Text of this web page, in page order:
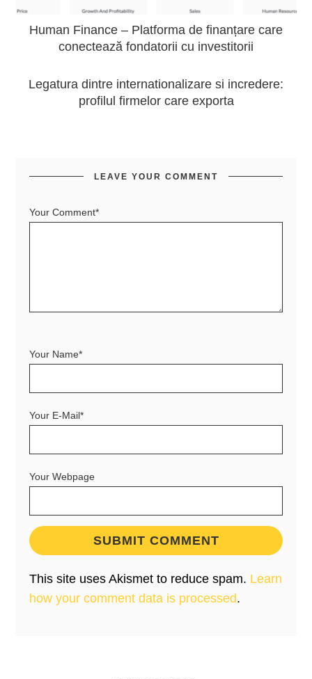
Human Finance – Platforma de finanțare care
conectează fondatorii cu investitorii
Legatura dintre internationalizare si incredere:
profilul firmelor care exporta
LEAVE YOUR COMMENT
Your Comment*
Your Name*
Your E-Mail*
Your Webpage
This site uses Akismet to reduce spam. Learn
how your comment data is processed.